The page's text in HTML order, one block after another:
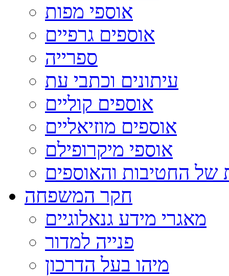
אוספי מפות
אוספים גרפיים
ספרייה
עיתונים וכתבי עת
אוספים קוליים
אוספים מוזיאליים
אוספי מיקרופילם
של החטיבות והאוספים
חקר המשפחה
מאגרי מידע גנאלוגיים
פנייה למדור
מיהו בעל הדרכון